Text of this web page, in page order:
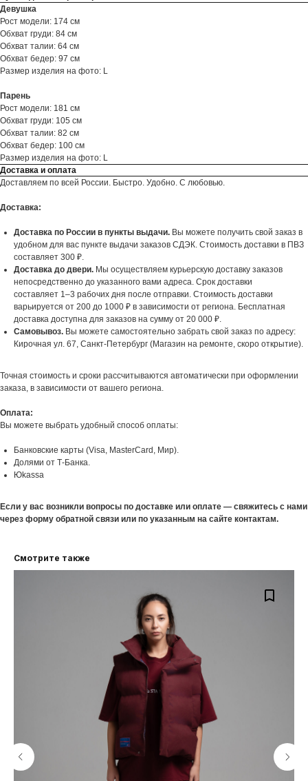
Девушка
Рост модели: 174 см
Обхват груди: 84 см
Обхват талии: 64 см
Обхват бедер: 97 см
Размер изделия на фото: L
Парень
Рост модели: 181 см
Обхват груди: 105 см
Обхват талии: 82 см
Обхват бедер: 100 см
Размер изделия на фото: L
Доставка и оплата
Доставляем по всей России. Быстро. Удобно. С любовью.
Доставка:
Доставка по России в пункты выдачи. Вы можете получить свой заказ в
удобном для вас пункте выдачи заказов СДЭК. Стоимость доставки в ПВЗ
составляет 300 ₽.
Доставка до двери. Мы осуществляем курьерскую доставку заказов
непосредственно до указанного вами адреса. Срок доставки
составляет 1–3 рабочих дня после отправки. Стоимость доставки
варьируется от 200 до 1000 ₽ в зависимости от региона. Бесплатная
доставка доступна для заказов на сумму от 20 000 ₽.
Самовывоз. Вы можете самостоятельно забрать свой заказ по адресу:
Кирочная ул. 67, Санкт-Петербург (Магазин на ремонте, скоро открытие).
Точная стоимость и сроки рассчитываются автоматически при оформлении
заказа, в зависимости от вашего региона.
Оплата:
Вы можете выбрать удобный способ оплаты:
Банковские карты (Visa, MasterCard, Мир).
Долями от Т-Банка.
Юkassa
Если у вас возникли вопросы по доставке или оплате — свяжитесь с нами
через форму обратной связи или по указанным на сайте контактам.
Смотрите также
Санкт-Петербург, ул. Седова 10 (производство)
КОНТАКТЫ
МЕРЧ
КОЛЛАБОРАЦИИ
ПАРТНЕРАМ
СОТРУДНИЧЕСТВО